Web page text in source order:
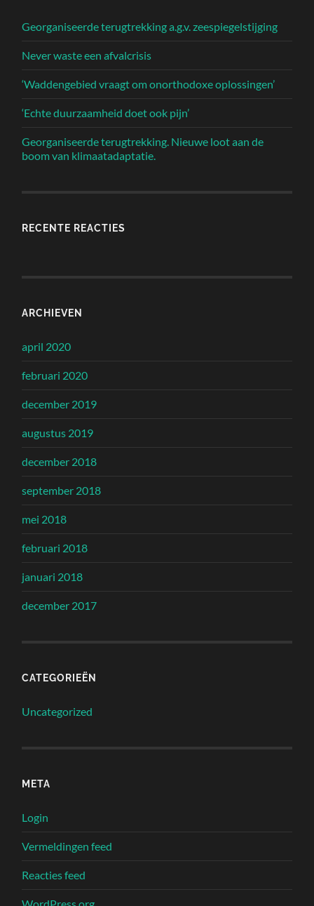
Georganiseerde terugtrekking a.g.v. zeespiegelstijging
Never waste een afvalcrisis
‘Waddengebied vraagt om onorthodoxe oplossingen’
‘Echte duurzaamheid doet ook pijn’
Georganiseerde terugtrekking. Nieuwe loot aan de
boom van klimaatadaptatie.
RECENTE REACTIES
ARCHIEVEN
april 2020
februari 2020
december 2019
augustus 2019
december 2018
september 2018
mei 2018
februari 2018
januari 2018
december 2017
CATEGORIEËN
Uncategorized
META
Login
Vermeldingen feed
Reacties feed